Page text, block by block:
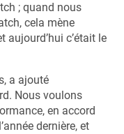
; quand nous
cela mène
aujourd’hui c’était le
a ajouté
Nous voulons
en accord
dernière, et